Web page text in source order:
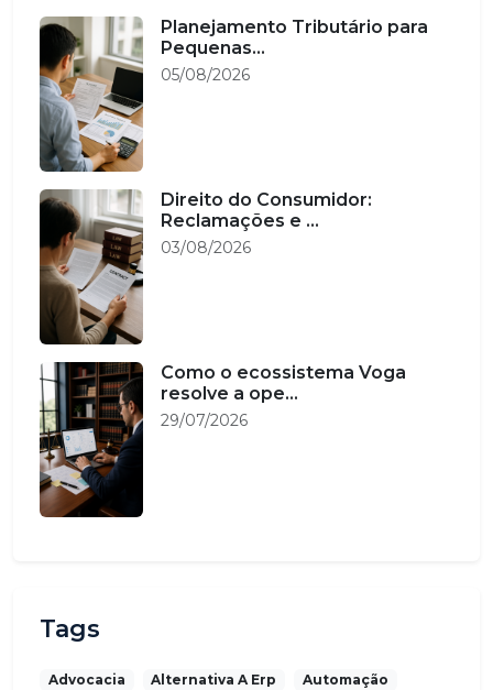
Planejamento Tributário para
Pequenas...
05/08/2026
Direito do Consumidor:
Reclamações e ...
03/08/2026
Como o ecossistema Voga
resolve a ope...
29/07/2026
Tags
Advocacia Alternativa A Erp Automação